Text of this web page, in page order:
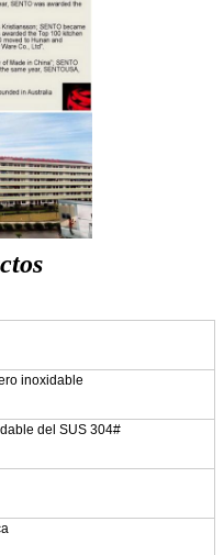
inoxidable
del SUS 304#